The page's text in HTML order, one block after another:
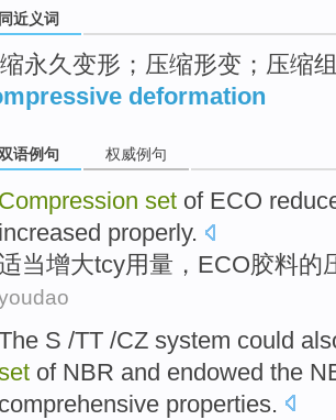
同近义词
永久变形；压缩形变；压缩
deformation
语例句 权威例句
Compression set of ECO
increased properly.
当增大tcy用量， ECO胶料的
S /TT /CZ system could
of NBR and endowed the
comprehensive properties.